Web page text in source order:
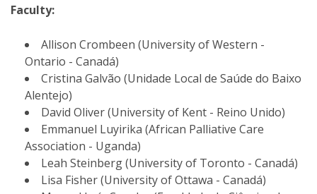
Faculty:
Allison Crombeen (University of Western -
Ontario - Canadá)
Cristina Galvão (Unidade Local de Saúde do Baixo
Alentejo)
David Oliver (University of Kent - Reino Unido)
Emmanuel Luyirika (African Palliative Care
Association - Uganda)
Leah Steinberg (University of Toronto - Canadá)
Lisa Fisher (University of Ottawa - Canadá)